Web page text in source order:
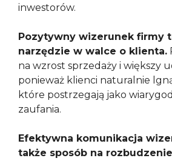
inwestorów.
Pozytywny wizerunek firmy
narzędzie w walce o klienta.
na wzrost sprzedaży i większy
ponieważ klienci naturalnie
które postrzegają jako
zaufania.
Efektywna komunikacja
także sposób na